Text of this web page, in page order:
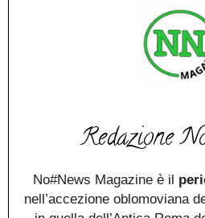
Redazione
No#News Magazine è il
nell’accezione oblomoviana